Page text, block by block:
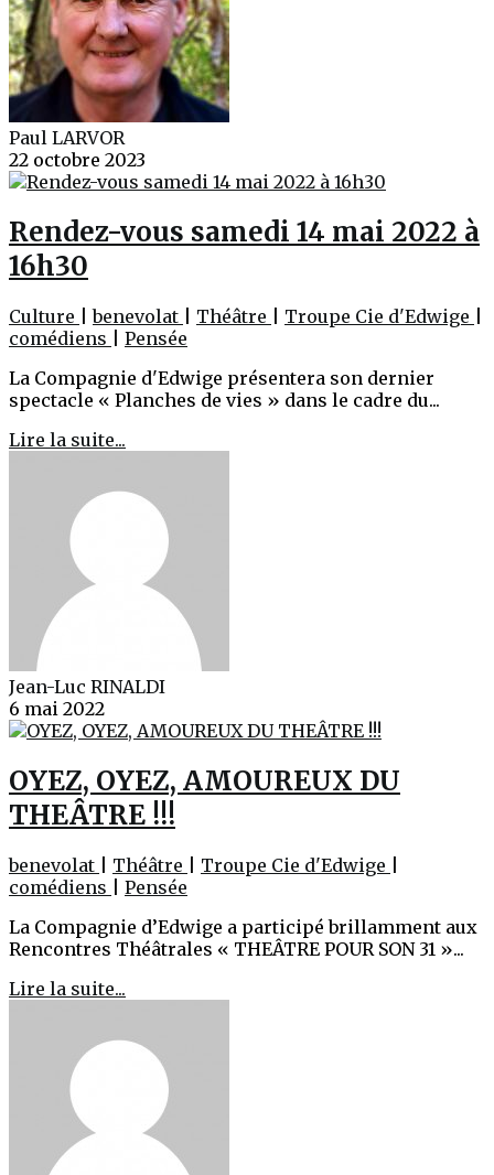
Paul LARVOR
22 octobre 2023
Rendez-vous samedi 14 mai 2022 à
16h30
Culture |benevolat Théâtre Troupe Cie d'Edwige
comédiens
Pensée
La Compagnie d'Edwige présentera son dernier
spectacle « Planches de vies » dans le cadre du...
Lire la suite...
Jean-Luc RINALDI
6 mai 2022
OYEZ, OYEZ, AMOUREUX DU
THEÂTRE !!!
benevolat Théâtre Troupe Cie d'Edwige
comédiens
Pensée
La Compagnie d’Edwige a participé brillamment aux
Rencontres Théâtrales « THEÂTRE POUR SON 31 »...
Lire la suite...